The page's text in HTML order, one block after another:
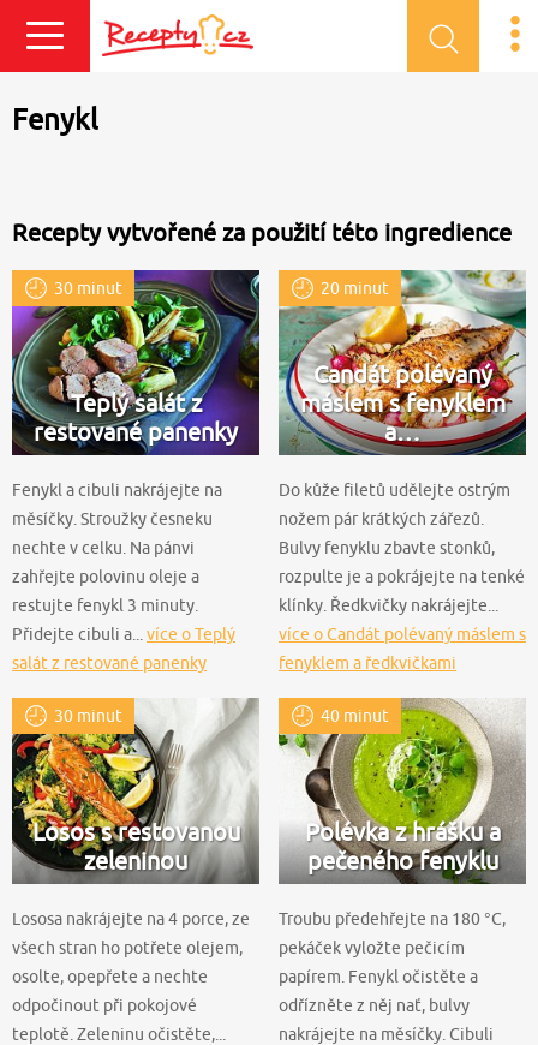
Přihlásit se
Fenykl
Recepty vytvořené za použití této ingredience
30 minut
Teplý salát z
restované panenky
Fenykl a cibuli nakrájejte na
měsíčky. Stroužky česneku
nechte v celku. Na pánvi
zahřejte polovinu oleje a
restujte fenykl 3 minuty.
Přidejte cibuli a...více o Teplý
salát z restované panenky
20 minut
Candát polévaný
máslem s fenyklem
a…
Do kůže filetů udělejte ostrým
nožem pár krátkých zářezů.
Bulvy fenyklu zbavte stonků,
rozpulte je a pokrájejte na tenké
klínky. Ředkvičky nakrájejte...
více o Candát polévaný máslem s
fenyklem a ředkvičkami
30 minut
Losos s restovanou
zeleninou
Lososa nakrájejte na 4 porce, ze
všech stran ho potřete olejem,
osolte, opepřete a nechte
odpočinout při pokojové
teplotě. Zeleninu očistěte,...
40 minut
Polévka z hrášku a
pečeného fenyklu
Troubu předehřejte na 180 °C,
pekáček vyložte pečicím
papírem. Fenykl očistěte a
odřízněte z něj nať, bulvy
nakrájejte na měsíčky. Cibuli